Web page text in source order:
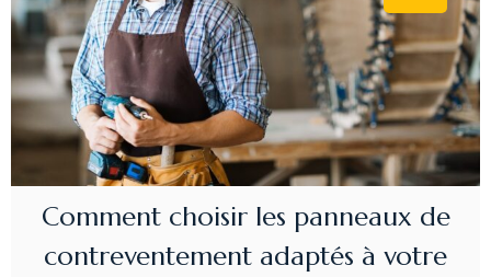
Comment choisir les panneaux de
contreventement adaptés à votre